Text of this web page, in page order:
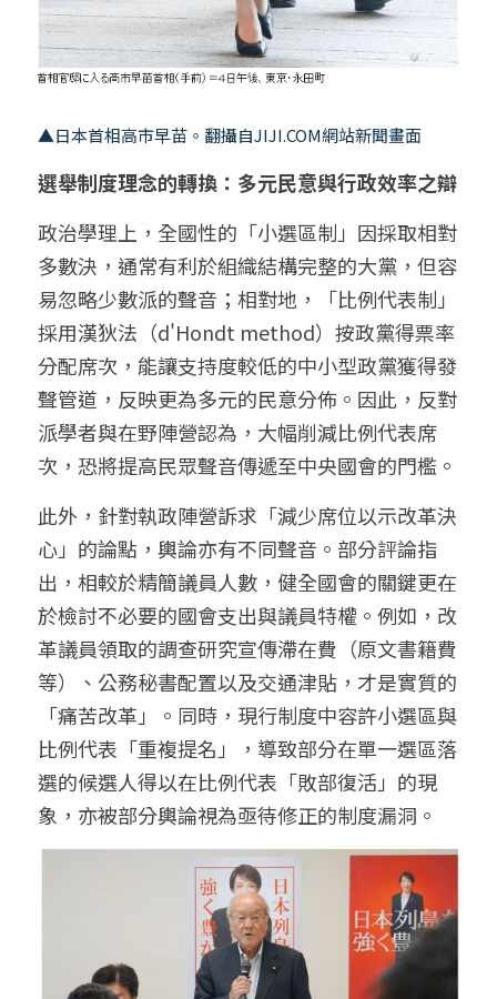
▲日本首相高市早苗。翻攝自JIJI.COM網站新聞畫面
選舉制度理念的轉換：多元民意與行政效率之辯
政治學理上，全國性的「小選區制」因採取相對
多數決，通常有利於組織結構完整的大黨，但容
易忽略少數派的聲音；相對地，「比例代表制」
採用漢狄法（d'Hondt method）按政黨得票率
分配席次，能讓支持度較低的中小型政黨獲得發
聲管道，反映更為多元的民意分佈。因此，反對
派學者與在野陣營認為，大幅削減比例代表席
次，恐將提高民眾聲音傳遞至中央國會的門檻。
此外，針對執政陣營訴求「減少席位以示改革決
心」的論點，輿論亦有不同聲音。部分評論指
出，相較於精簡議員人數，健全國會的關鍵更在
於檢討不必要的國會支出與議員特權。例如，改
革議員領取的調查研究宣傳滯在費（原文書籍費
等）、公務秘書配置以及交通津貼，才是實質的
「痛苦改革」。同時，現行制度中容許小選區與
比例代表「重複提名」，導致部分在單一選區落
選的候選人得以在比例代表「敗部復活」的現
象，亦被部分輿論視為亟待修正的制度漏洞。